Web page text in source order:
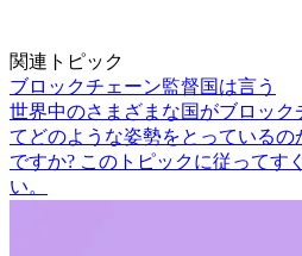
関連トピック
ブロックチェーン監督国は言う
世界中のさまざまな国がブロッ
てどのような姿勢をとっている
ですか? このトピックに従ってす
い。